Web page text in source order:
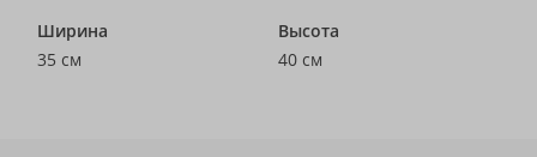
Ширина
35 см
Высота
40 см